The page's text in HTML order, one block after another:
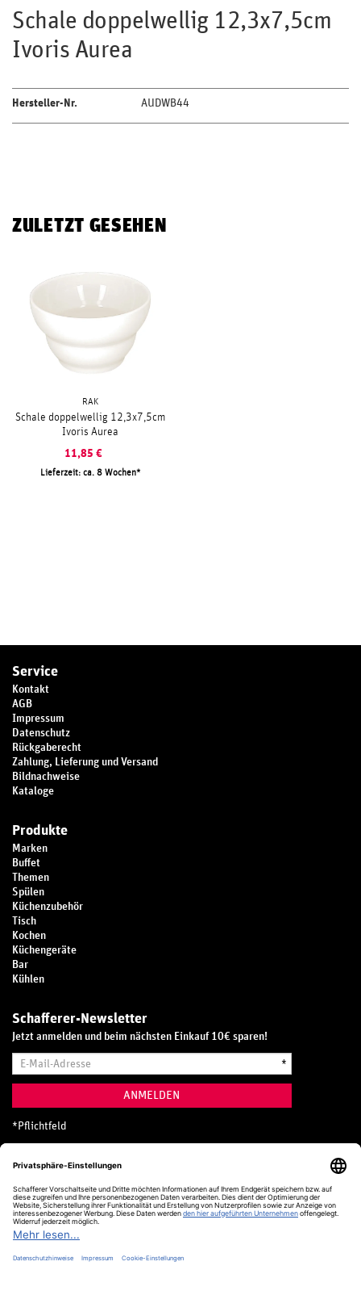
Schale doppelwellig 12,3x7,5cm
Ivoris Aurea
Hersteller-Nr. AUDWB44
ZULETZT GESEHEN
RAK
Schale doppelwellig 12,3x7,5cm
Ivoris Aurea
11,85 €
Lieferzeit: ca. 8 Wochen
Service
Kontakt
AGB
Impressum
Datenschutz
Rückgaberecht
Zahlung, Lieferung und Versand
Bildnachweise
Kataloge
Produkte
Marken
Buffet
Themen
Spülen
Küchenzubehör
Tisch
Kochen
Küchengeräte
Bar
Kühlen
Schafferer-Newsletter
Jetzt anmelden und beim nächsten Einkauf 10€ sparen!
Mail-
*
ANMELDEN
* Pflichtfeld
Hotline
0800 20 70 300 (D)
Kostenlos aus dem deutschen Festnetz
24 Stunden / 365 Tage im Jahr